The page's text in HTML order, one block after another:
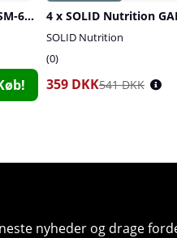
Skytrition Ashwagandha KSM-66, 90 caps
SOLID Nutrition
0
359 DKK541 DKK
nyheder og drage